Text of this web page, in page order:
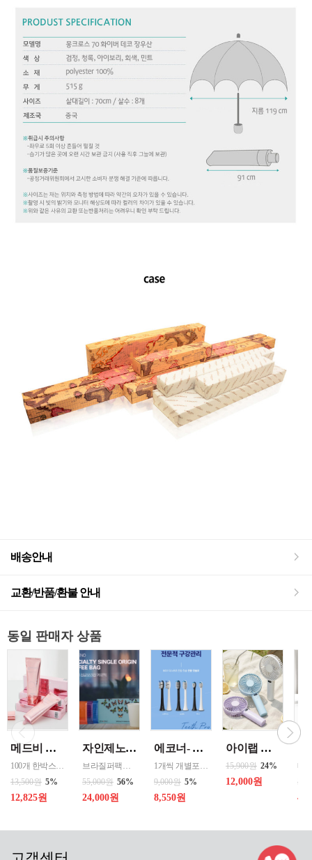
배송안내
교환/반품/환불 안내
동일 판매자 상품
메드비 원더핏 비비 13호 50ml
100개 한박스 도매 상담환영 - 문의 쿠독 -
13,500원 5%
12,825원
자인제노 3종 21입 싱글 로스팅 커피백 13ml 고용량 1케이스 단위 판매
브라질퍼팩트내추럴커피 7개 에티오피아 게데브 워시드커피 7개 콜롬비아 슈가케인 7개
55,000원 56%
24,000원
에코너- MS2 티스프로 음파 전동칫솔모 1입 단품 *3개 / 색상선택 화이트 블랙 선택
1개씩 개별포장되어있고 3개 단위로 판매중입니다
9,000원 5%
8,550원
아이랩 클래식 LED 팬 2026년신형 3단계바람조절 LED 무선 테이블가능
15,900원 24%
12,000원